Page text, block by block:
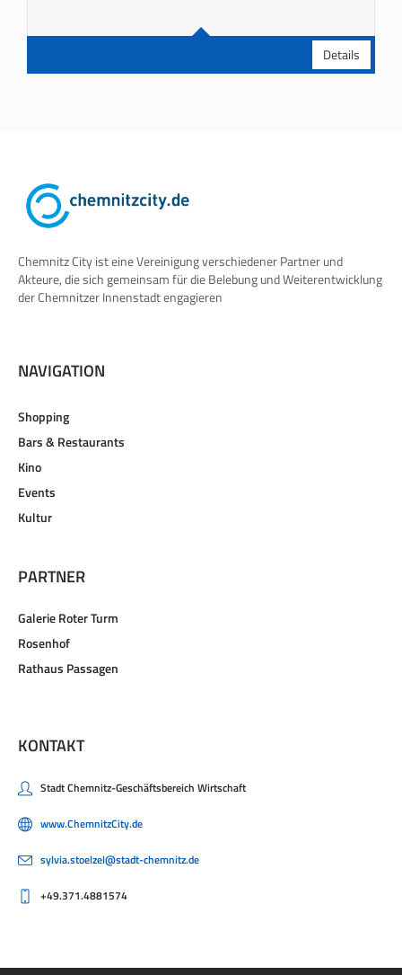
Details
Chemnitz City ist eine Vereinigung verschiedener Partner und
Akteure, die sich gemeinsam für die Belebung und Weiterentwicklung
der Chemnitzer Innenstadt engagieren
NAVIGATION
Shopping
Bars & Restaurants
Kino
Events
Kultur
PARTNER
Galerie Roter Turm
Rosenhof
Rathaus Passagen
KONTAKT
Stadt Chemnitz-Geschäftsbereich Wirtschaft
www.ChemnitzCity.de
sylvia.stoelzel@stadt-chemnitz.de
+49.371.4881574